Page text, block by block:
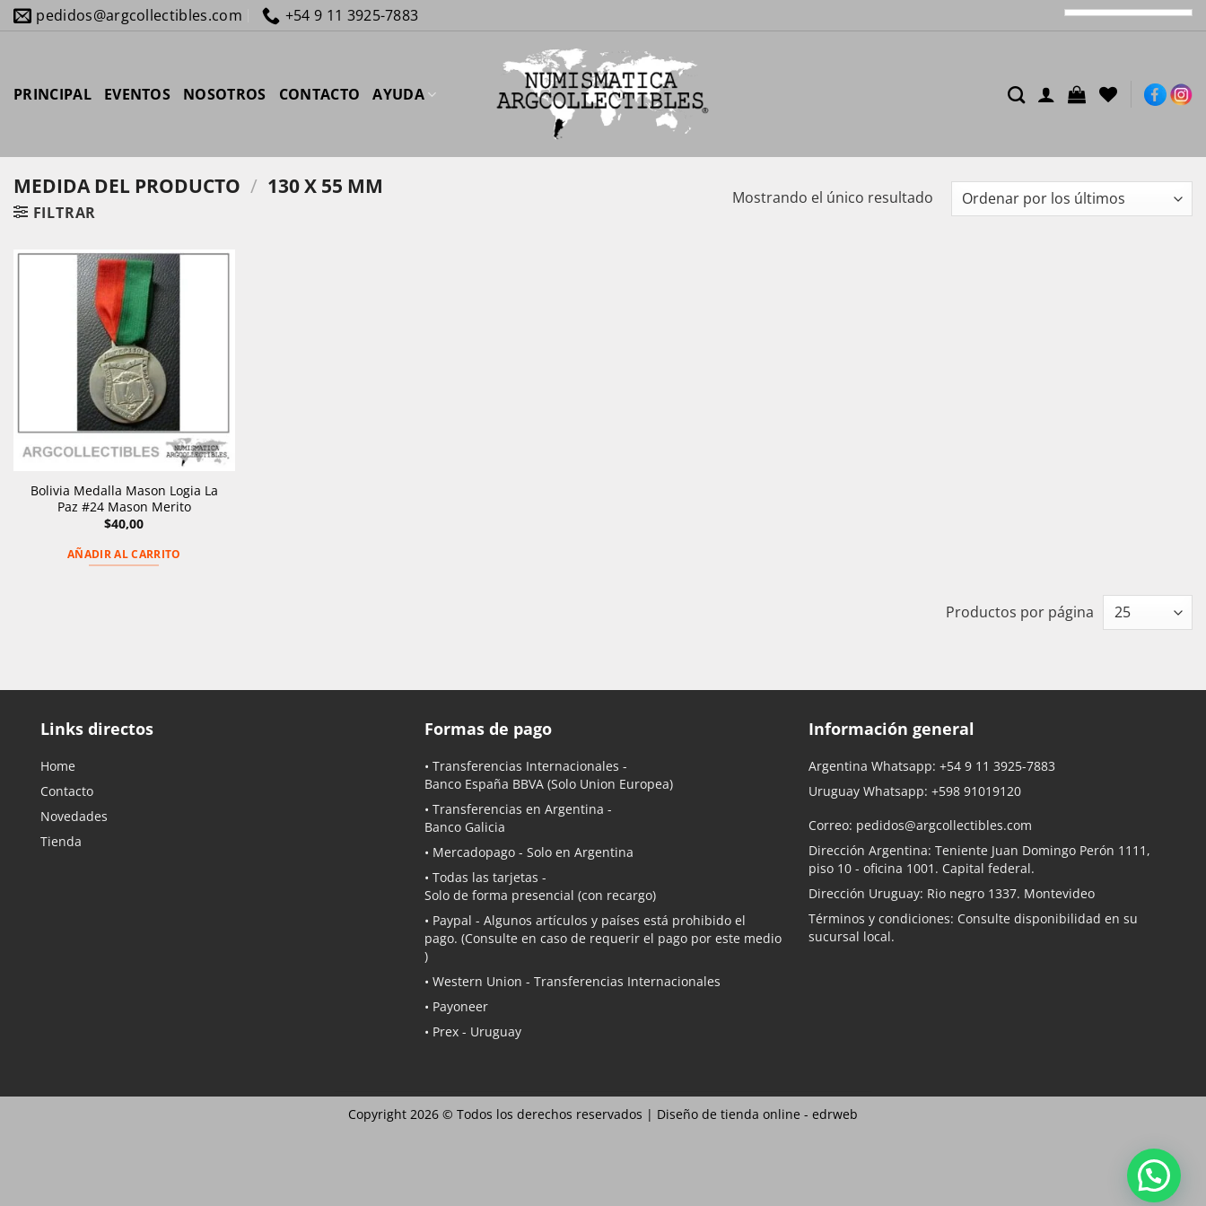
Saltar
al
pedidos@argcollectibles.com +54 9 11 3925-7883
PRINCIPAL EVENTOS NOSOTROS CONTACTO AYUDA
MEDIDA DEL PRODUCTO / 130 X 55 MM
FILTRAR
Mostrando el único resultado
Bolivia Medalla Mason Logia La
Paz #24 Mason Merito
$40,00
AÑADIR AL CARRITO
Productos por página
Links directos
Home
Contacto
Novedades
Tienda
Formas de pago
• Transferencias Internacionales -
Banco España BBVA (Solo Union Europea)
• Transferencias en Argentina -
Banco Galicia
• Mercadopago - Solo en Argentina
• Todas las tarjetas -
Solo de forma presencial (con recargo)
• Paypal - Algunos artículos y países está prohibido el
pago. (Consulte en caso de requerir el pago por este medio
)
• Western Union - Transferencias Internacionales
• Payoneer
• Prex - Uruguay
Información general
Argentina Whatsapp: +54 9 11 3925-7883
Uruguay Whatsapp: +598 91019120
Correo: pedidos@argcollectibles.com
Dirección Argentina: Teniente Juan Domingo Perón 1111,
piso 10 - oficina 1001. Capital federal.
Dirección Uruguay: Rio negro 1337. Montevideo
Términos y condiciones: Consulte disponibilidad en su
sucursal local.
Copyright 2026 © Todos los derechos reservados | Diseño de tienda online - edrweb